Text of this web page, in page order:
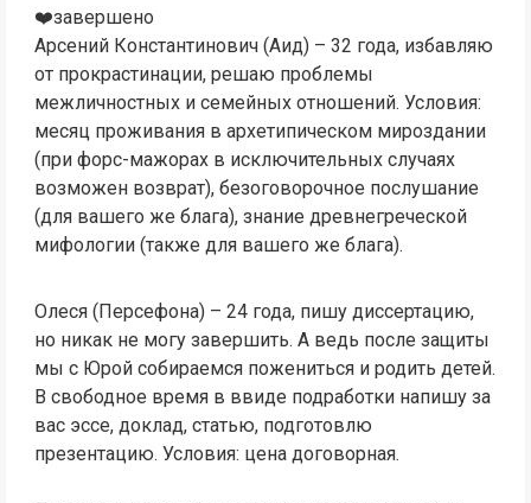
‍❤️‍завершено
Арсений Константинович (Аид) – 32 года, избавляю
от прокрастинации, решаю проблемы
межличностных и семейных отношений. Условия:
месяц проживания в архетипическом мироздании
(при форс-мажорах в исключительных случаях
возможен возврат), безоговорочное послушание
(для вашего же блага), знание древнегреческой
мифологии (также для вашего же блага).
Олеся (Персефона) – 24 года, пишу диссертацию,
но никак не могу завершить. А ведь после защиты
мы с Юрой собираемся пожениться и родить детей.
В свободное время в ввиде подработки напишу за
вас эссе, доклад, статью, подготовлю
презентацию. Условия: цена договорная.